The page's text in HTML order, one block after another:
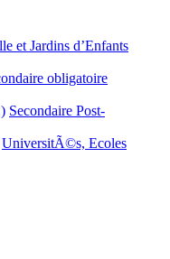
et Jardins d’Enfants
obligatoire
Secondaire Post-
UniversitÃ©s, Ecoles